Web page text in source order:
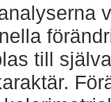
till